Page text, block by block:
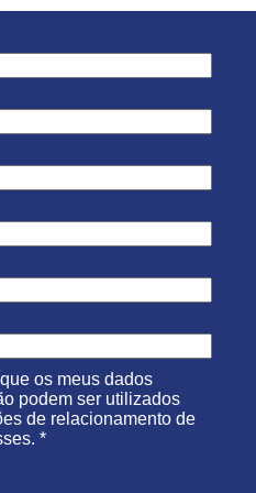
os meus dados
podem ser utilizados
de relacionamento de
*